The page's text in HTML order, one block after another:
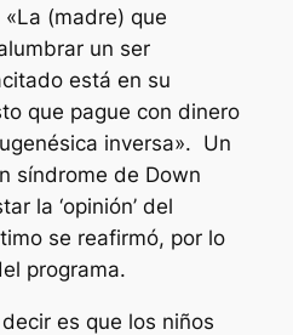
(madre) que
un ser
está en su
que pague con dinero
inversa». Un
síndrome de Down
la ‘opinión’ del
se reafirmó, por lo
programa.
es que los niños